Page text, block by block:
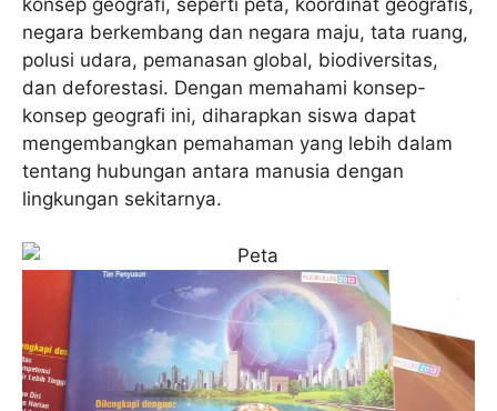
konsep geografi, seperti peta, koordinat geografis,
negara berkembang dan negara maju, tata ruang,
polusi udara, pemanasan global, biodiversitas,
dan deforestasi. Dengan memahami konsep-
konsep geografi ini, diharapkan siswa dapat
mengembangkan pemahaman yang lebih dalam
tentang hubungan antara manusia dengan
lingkungan sekitarnya.